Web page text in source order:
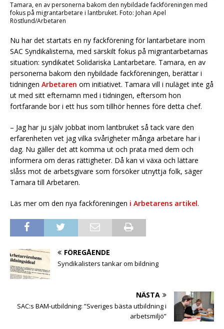
Tamara, en av personerna bakom den nybildade fackföreningen med
fokus på migrantarbetare i lantbruket. Foto: Johan Apel
Röstlund/Arbetaren
Nu har det startats en ny fackförening för lantarbetare inom
SAC Syndikalisterna, med särskilt fokus på migrantarbetarnas
situation: syndikatet Solidariska Lantarbetare. Tamara, en av
personerna bakom den nybildade fackföreningen, berättar i
tidningen Arbetaren om initiativet. Tamara vill i nuläget inte gå
ut med sitt efternamn med i tidningen, eftersom hon
fortfarande bor i ett hus som tillhör hennes före detta chef.
– Jag har ju själv jobbat inom lantbruket så tack vare den
erfarenheten vet jag vilka svårigheter många arbetare har i
dag. Nu gäller det att komma ut och prata med dem och
informera om deras rättigheter. Då kan vi växa och lättare
slåss mot de arbetsgivare som försöker utnyttja folk, säger
Tamara till Arbetaren.
Läs mer om den nya fackföreningen i Arbetarens artikel.
FÖREGÅENDE
Syndikalisters tankar om bildning
NÄSTA
SAC:s BAM-utbildning: ”Sveriges bästa utbildning i
arbetsmiljö”